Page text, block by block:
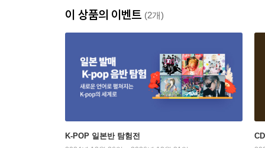
이 상품의 이벤트 (2개)
K-POP 일본반 탐험전